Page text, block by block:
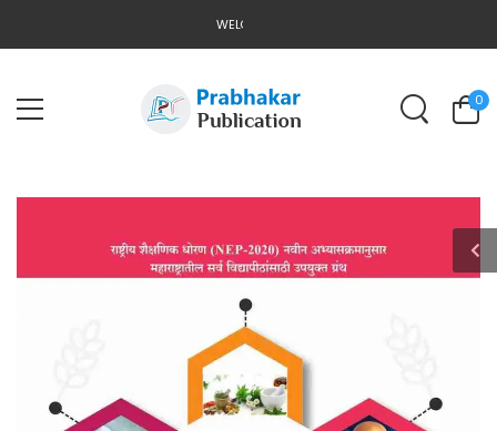
WELCOME TO PRABHAKAR PUBLICATION
0